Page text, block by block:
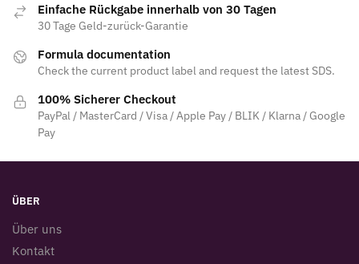
Einfache Rückgabe innerhalb von 30 Tagen
30 Tage Geld-zurück-Garantie
Formula documentation
Check the current product label and request the latest SDS.
100% Sicherer Checkout
PayPal / MasterCard / Visa / Apple Pay / BLIK / Klarna / Google
Pay
ÜBER
Über uns
Kontakt